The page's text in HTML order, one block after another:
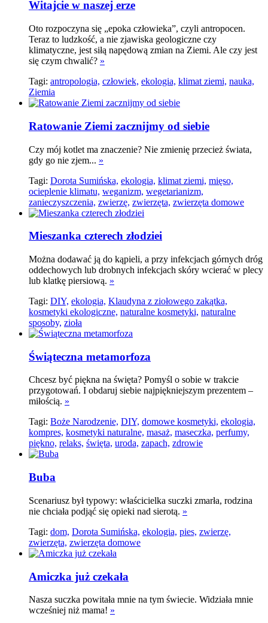
Witajcie w naszej erze
Oto rozpoczyna się „epoka człowieka”, czyli antropocen.
Teraz to ludzkość, a nie zjawiska geologiczne czy
klimatyczne, jest siłą napędową zmian na Ziemi. Ale czy jest
się czym chwalić? »
Tagi: antropologia, człowiek, ekologia, klimat ziemi, nauka,
Ziemia
Ratowanie Ziemi zacznijmy od siebie
Czy mój kotlet ma znaczenie? Nie zmienię przecież świata,
gdy go nie zjem... »
Tagi: Dorota Sumińska, ekologia, klimat ziemi, mięso,
ocieplenie klimatu, weganizm, wegetarianizm,
zanieczyszczenia, zwierzę, zwierzęta, zwierzęta domowe
Mieszanka czterech złodziei
Można dodawać ją do kąpieli, a przy infekcjach górnych dróg
oddechowych lub drobnych infekcjach skóry wcierać w plecy
lub klatkę piersiową. »
Tagi: DIY, ekologia, Klaudyna z ziołowego zakątka,
kosmetyki ekologiczne, naturalne kosmetyki, naturalne
sposoby, zioła
Świąteczna metamorfoza
Chcesz być piękna na święta? Pomyśl o sobie w trakcie
przygotowań. I obdaruj siebie najpiękniejszym prezentem –
miłością. »
Tagi: Boże Narodzenie, DIY, domowe kosmetyki, ekologia,
kompres, kosmetyki naturalne, masaż, maseczka, perfumy,
piękno, relaks, święta, uroda, zapach, zdrowie
Buba
Scenariusz był typowy: właścicielka suczki zmarła, rodzina
nie chciała podjąć się opieki nad sierotą. »
Tagi: dom, Dorota Sumińska, ekologia, pies, zwierzę,
zwierzęta, zwierzęta domowe
Amiczka już czekała
Nasza suczka powitała mnie na tym świecie. Widziała mnie
wcześniej niż mama! »